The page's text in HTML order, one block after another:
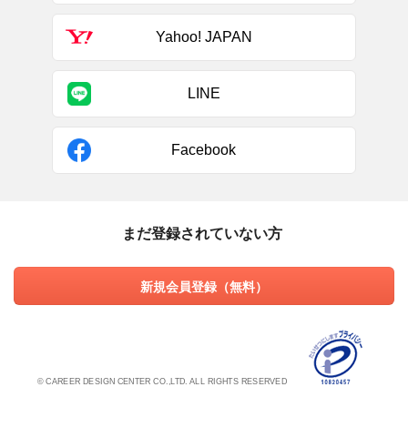
Yahoo! JAPAN
LINE
Facebook
まだ登録されていない方
新規会員登録（無料）
© CAREER DESIGN CENTER CO.,LTD. ALL RIGHTS RESERVED